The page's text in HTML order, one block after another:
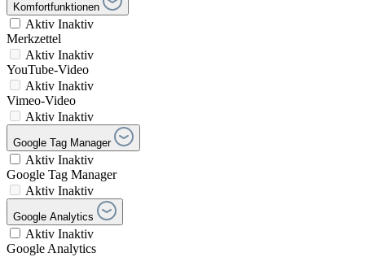
Komfortfunktionen
Aktiv Inaktiv
Merkzettel
Aktiv Inaktiv
YouTube-Video
Aktiv Inaktiv
Vimeo-Video
Aktiv Inaktiv
Google Tag Manager
Aktiv Inaktiv
Google Tag Manager
Aktiv Inaktiv
Google Analytics
Aktiv Inaktiv
Google Analytics